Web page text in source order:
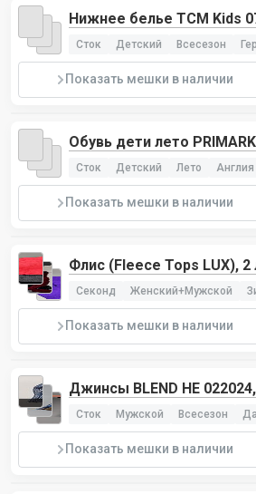
Нижнее белье TCM Kids
Сток Детский Всесезон
Показать мешки в наличии
Обувь дети лето PRIMARK
Сток Детский Лето Англия
Показать мешки в наличии
Флис (Fleece Tops LUX), 2
Секонд Женский+Мужской
Показать мешки в наличии
Джинсы BLEND HE
Сток Мужской Всесезон
Показать мешки в наличии